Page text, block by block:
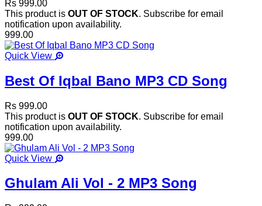
Rs 999.00
This product is OUT OF STOCK. Subscribe for email
notification upon availability.
999.00
Quick View
Best Of Iqbal Bano MP3 CD Song
Rs 999.00
This product is OUT OF STOCK. Subscribe for email
notification upon availability.
999.00
Quick View
Ghulam Ali Vol - 2 MP3 Song